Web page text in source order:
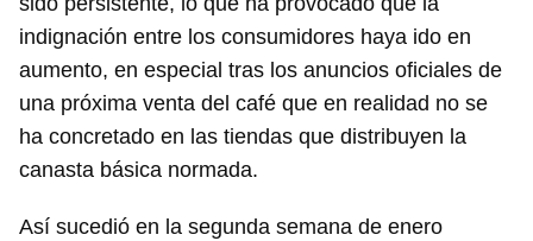
indignación entre los consumidores haya ido en
aumento, en especial tras los anuncios oficiales de
una próxima venta del café que en realidad no se
ha concretado en las tiendas que distribuyen la
canasta básica normada.
Así sucedió en la segunda semana de enero